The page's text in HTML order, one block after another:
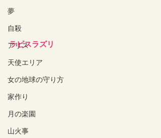
夢
自殺
アリス
天使エリア
女の地球の守り方
家作り
月の楽園
山火事
ラピスラズリ